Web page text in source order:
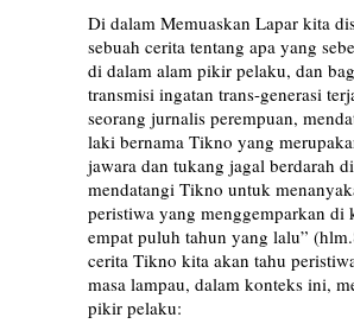
Di dalam Memuaskan Lapar kita
sebuah cerita tentang apa yang
di dalam alam pikir pelaku, dan
transmisi ingatan trans-generasi
seorang jurnalis perempuan,
laki bernama Tikno yang
jawara dan tukang jagal berdarah
mendatangi Tikno untuk
peristiwa yang menggemparkan di
empat puluh tahun yang lalu”
cerita Tikno kita akan tahu
masa lampau, dalam konteks ini,
pikir pelaku: